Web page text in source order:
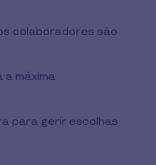
colaboradores são
a máxima
para gerir escolhas